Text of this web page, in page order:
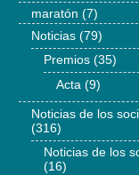
maratón (7)
Noticias (79)
Premios (35)
Acta (9)
Noticias de los
(316)
Noticias de los
(16)